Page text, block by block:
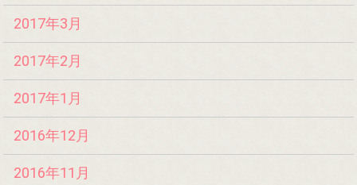
2017年3月
2017年2月
2017年1月
2016年12月
2016年11月